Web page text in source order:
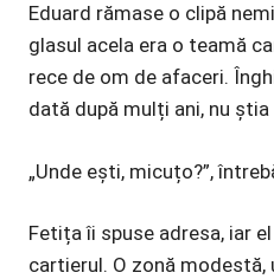
Eduard rămase o clipă
glasul acela era o teamă
rece de om de afaceri.
dată după mulți ani, nu știa
„Unde ești, micuțo?”,
Fetița îi spuse adresa, iar
cartierul. O zonă modestă,